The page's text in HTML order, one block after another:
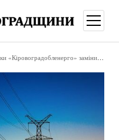
меню
замінили 39 км дротів на Херсонщині за рік